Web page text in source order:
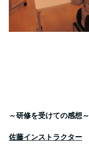
～研修を受けての感想～
佐藤インストラクター